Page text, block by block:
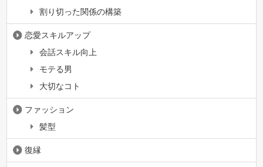
割り切った関係の構築
恋愛スキルアップ
会話スキル向上
モテる男
大切なコト
ファッション
髪型
復縁